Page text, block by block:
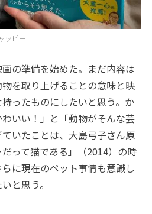
ッピー
の準備を始めた。まだ内容は
を取り上げることの意味と映
ったものにしたいと思う。か
いい！」と「動物がそんな芸
いたことは、大島弓子さん原
って猫である」（2014）の時
に現在のペット事情も意識し
と思う。